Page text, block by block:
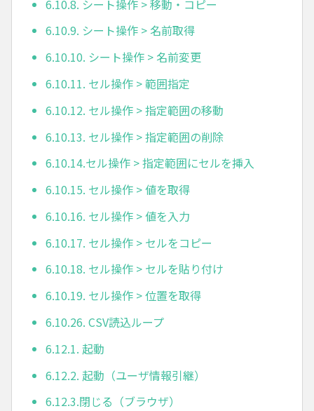
6.10.8. シート操作 > 移動・コピー
6.10.9. シート操作 > 名前取得
6.10.10. シート操作 > 名前変更
6.10.11. セル操作 > 範囲指定
6.10.12. セル操作 > 指定範囲の移動
6.10.13. セル操作 > 指定範囲の削除
6.10.14.セル操作 > 指定範囲にセルを挿入
6.10.15. セル操作 > 値を取得
6.10.16. セル操作 > 値を入力
6.10.17. セル操作 > セルをコピー
6.10.18. セル操作 > セルを貼り付け
6.10.19. セル操作 > 位置を取得
6.10.26. CSV読込ループ
6.12.1. 起動
6.12.2. 起動（ユーザ情報引継）
6.12.3.閉じる（ブラウザ）